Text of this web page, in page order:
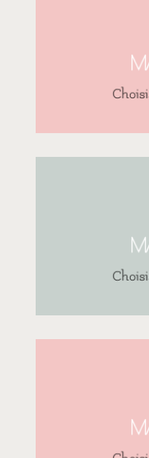
Icone, titre,
Icone, titre,
tout